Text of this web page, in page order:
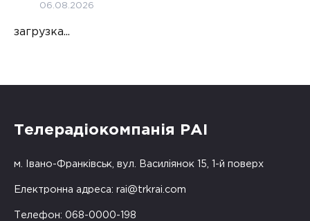
06.08.2026
загрузка...
Телерадіокомпанія РАІ
м. Івано-Франківськ, вул. Василіянок 15, 1-й поверх
Електронна адреса: rai@trkrai.com
Телефон: 068-0000-198